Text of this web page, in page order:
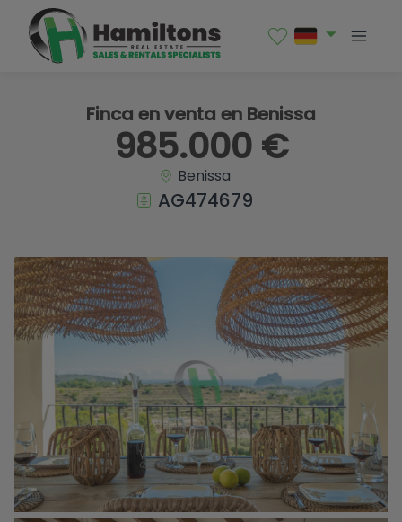
Finca en venta en Benissa
985.000 €
Benissa
AG474679
1 / 39